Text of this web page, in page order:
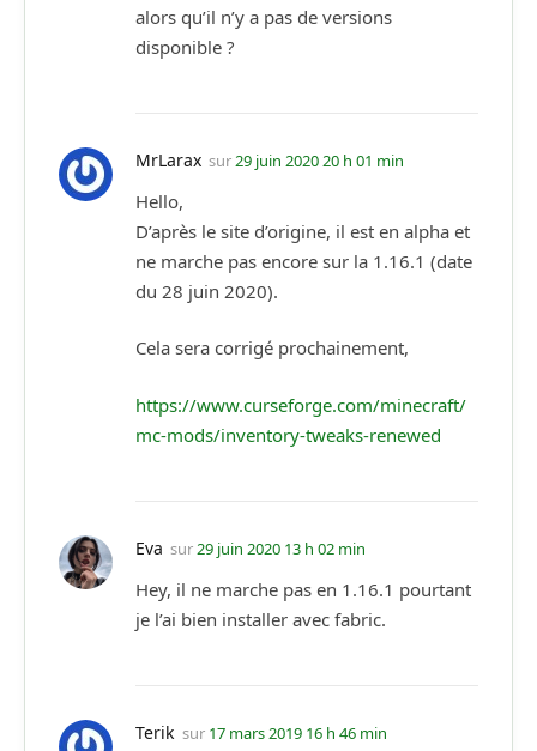
alors qu’il n’y a pas de versions
disponible ?
MrLarax sur 29 juin 2020 20 h 01 min
Hello,
D’après le site d’origine, il est en alpha et
ne marche pas encore sur la 1.16.1 (date
du 28 juin 2020).
Cela sera corrigé prochainement,
https://www.curseforge.com/minecraft/
mc-mods/inventory-tweaks-renewed
Eva sur 29 juin 2020 13 h 02 min
Hey, il ne marche pas en 1.16.1 pourtant
je l’ai bien installer avec fabric.
Terik sur 17 mars 2019 16 h 46 min